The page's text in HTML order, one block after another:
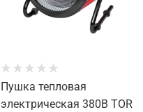
Пушка тепловая
электрическая 380В TOR